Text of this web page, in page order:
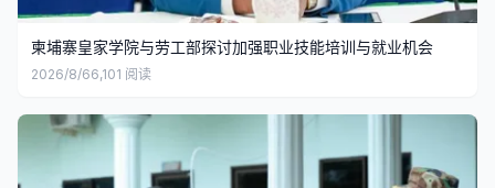
柬埔寨皇家学院与劳工部探讨加强职业技能培训与就业机会
2026/8/66,101 阅读